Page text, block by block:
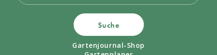
Suche
Gartenjournal-Shop